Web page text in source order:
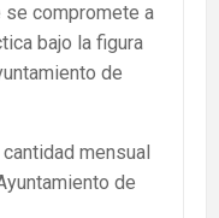
se compromete a
bajo la figura
de
mensual
de